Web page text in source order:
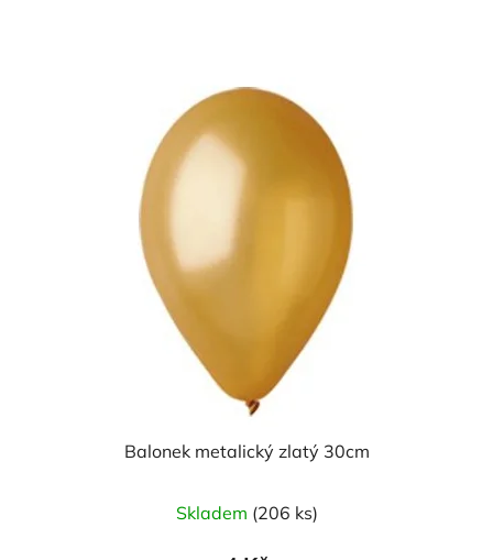
hvězdiček.
Balonek metalický zlatý 30cm
Skladem (206 ks)